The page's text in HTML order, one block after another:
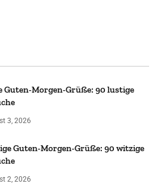
Guten-Morgen-Grüße: 90 lustige
3, 2026
Guten-Morgen-Grüße: 90 witzige
2, 2026